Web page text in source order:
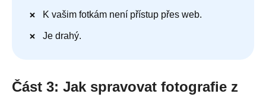
K vašim fotkám není přístup přes web.
Je drahý.
Část 3: Jak spravovat fotografie z